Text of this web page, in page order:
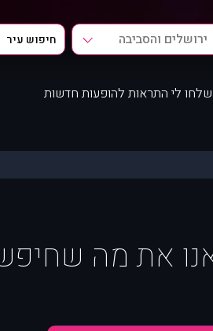
ירושלים והסביבה
שלחו לי התראות להופעות חדשות
את מה